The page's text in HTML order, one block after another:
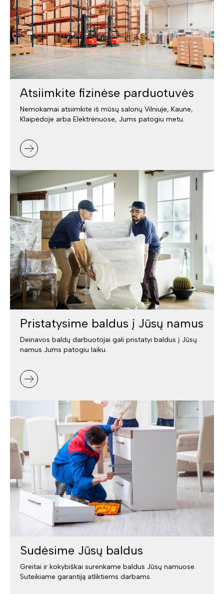
Atsiimkite fizinėse parduotuvės
Nemokamai atsiimkite iš mūsų salonų Vilniuje, Kaune,
Klaipėdoje arba Elektrėnuose, Jums patogiu metu.
Pristatysime baldus į Jūsų namus
Deinavos baldų darbuotojai gali pristatyi baldus į Jūsų
namus Jums patogiu laiku.
Sudėsime Jūsų baldus
Greitai ir kokybiškai surenkame baldus Jūsų namuose.
Suteikiame garantiją atliktiems darbams.